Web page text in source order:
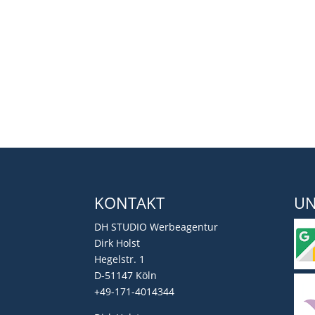
KONTAKT
DH STUDIO Werbeagentur
Dirk Holst
Hegelstr. 1
D-51147 Köln
+49-171-4014344